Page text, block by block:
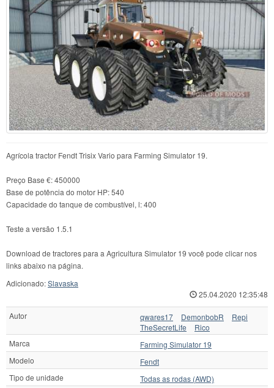
Agrícola tractor Fendt Trisix Vario para Farming Simulator 19.
Preço Base €: 450000
Base de potência do motor HP: 540
Capacidade do tanque de combustível, l: 400
Teste a versão 1.5.1
Download de tractores para a Agricultura Simulator 19 você pode clicar nos
links abaixo na página.
Adicionado:Slavaska
25.04.2020 12:35:48
Autor qwares17 DemonbobR
Repi
TheSecretLife
Rico
Marca
Farming Simulator 19
Modelo
Fendt
Tipo de unidade
Todas as rodas (AWD)